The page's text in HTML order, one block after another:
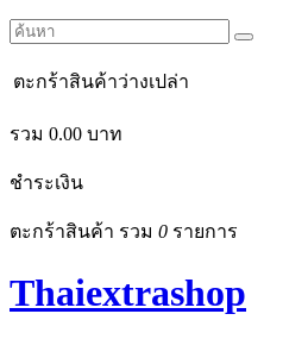
ตะกร้าสินค้าว่างเปล่า
รวม 0.00 บาท
ชำระเงิน
ตะกร้าสินค้า รวม 0 รายการ
Thaiextrashop